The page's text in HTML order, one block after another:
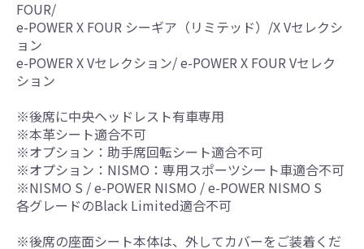
FOUR/
e-POWER X FOUR シーギア（リミテッド）/X Vセレクシ
ョン
e-POWER X Vセレクション/ e-POWER X FOUR Vセレク
ション
※後席に中央ヘッドレスト有車専用
※本革シート適合不可
※オプション：助手席回転シート適合不可
※オプション：NISMO：専用スポーツシート車適合不可
※NISMO S / e-POWER NISMO / e-POWER NISMO S
各グレードのBlack Limited適合不可
※後席の座面シート本体は、外してカバーをご装着くだ